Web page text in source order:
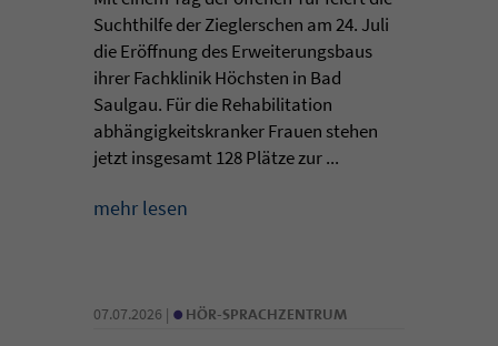
Suchthilfe der Zieglerschen am 24. Juli
die Eröffnung des Erweiterungsbaus
ihrer Fachklinik Höchsten in Bad
Saulgau. Für die Rehabilitation
abhängigkeitskranker Frauen stehen
jetzt insgesamt 128 Plätze zur ...
mehr lesen
07.07.2026 | • HÖR-SPRACHZENTRUM